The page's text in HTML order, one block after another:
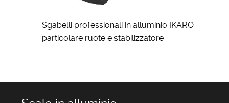
Sgabelli professionali in alluminio IKARO
particolare ruote e stabilizzatore